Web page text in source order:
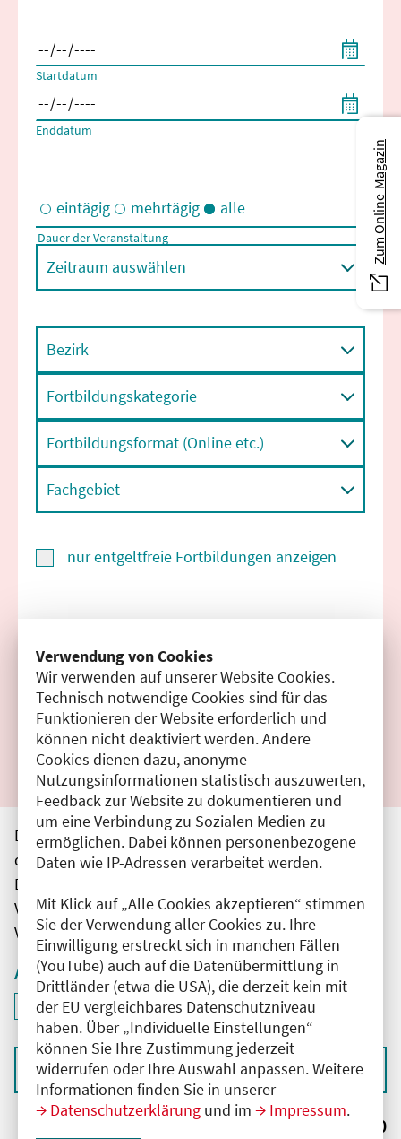
Verwendung von Cookies
Wir verwenden auf unserer Website Cookies.
Technisch notwendige Cookies sind für das
Funktionieren der Website erforderlich und
können nicht deaktiviert werden. Andere
Cookies dienen dazu, anonyme
Nutzungsinformationen statistisch auszuwerten,
Feedback zur Website zu dokumentieren und
um eine Verbindung zu Sozialen Medien zu
ermöglichen. Dabei können personenbezogene
Daten wie IP-Adressen verarbeitet werden.
Mit Klick auf „Alle Cookies akzeptieren“ stimmen
Sie der Verwendung aller Cookies zu. Ihre
Einwilligung erstreckt sich in manchen Fällen
(YouTube) auch auf die Datenübermittlung in
Drittländer (etwa die USA), die derzeit kein mit
der EU vergleichbares Datenschutzniveau
haben. Über „Individuelle Einstellungen“
können Sie Ihre Zustimmung jederzeit
widerrufen oder Ihre Auswahl anpassen. Weitere
Informationen finden Sie in unserer
Datenschutzerklärung und im Impressum.
Startdatum
Enddatum
Eintägige und/oder mehrtägige Veranstaltungen
eintägig mehrtägig alle
Dauer der Veranstaltung
Zeitraum auswählen
Bezirk
Fortbildungskategorie
Fortbildungsformat (Online etc.)
Fachgebiet
nur entgeltfreie Fortbildungen anzeigen
Filter zurücksetzen
Ergebnisse drucken
Die hier aufgeführten Veranstaltungen entsprechen
den unmittelbar vom Veranstalter getätigten Angaben.
Die Ärztekammer Berlin übernimmt keine
Verantwortung für den Inhalt, die Haftung obliegt dem
Veranstalter.
Aktive Filter
Filter
ID: ANT-2504325
deaktivieren und Suchergebnisse neu laden
Sortieren nach
Ergebnisse: 0
Zum Online-Magazin